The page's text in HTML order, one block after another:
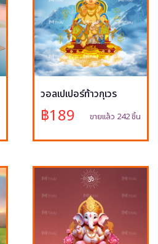
วอลเปเปอร์ท้าวกุเวร
฿189 ขายแล้ว 242 ชิ้น